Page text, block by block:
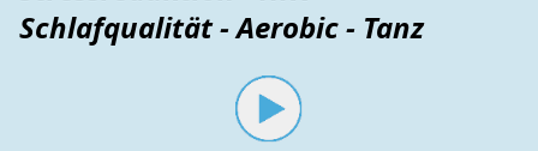
Schlafqualität - Aerobic - Tanz